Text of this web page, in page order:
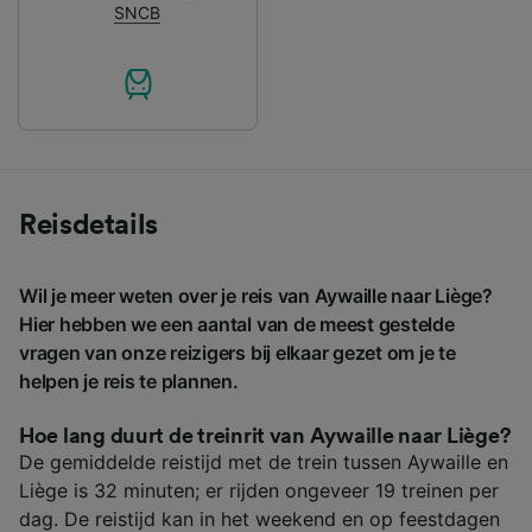
SNCB
Reisdetails
Wil je meer weten over je reis van Aywaille naar Liège?
Hier hebben we een aantal van de meest gestelde
vragen van onze reizigers bij elkaar gezet om je te
helpen je reis te plannen.
Hoe lang duurt de treinrit van Aywaille naar Liège?
De gemiddelde reistijd met de trein tussen Aywaille en
Liège is 32 minuten; er rijden ongeveer 19 treinen per
dag. De reistijd kan in het weekend en op feestdagen